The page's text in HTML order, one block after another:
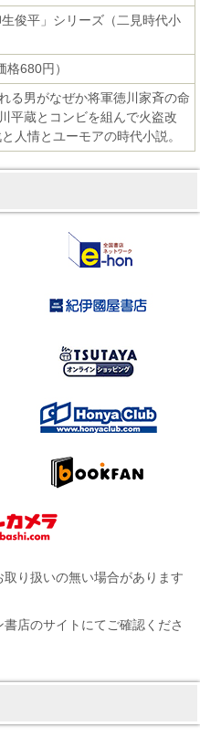
生俊平」シリーズ（二見時代小
680円）
る男がなぜか将軍徳川家斉の命
平蔵とコンビを組んで火盗改
人情とユーモアの時代小説。
り扱いの無い場合があります
店のサイトにてご確認くださ